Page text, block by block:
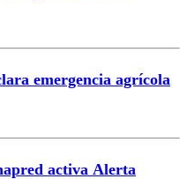
emergencia agrícola
activa Alerta